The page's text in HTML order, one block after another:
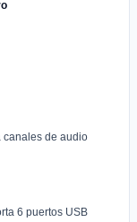
canales de audio
6 puertos USB